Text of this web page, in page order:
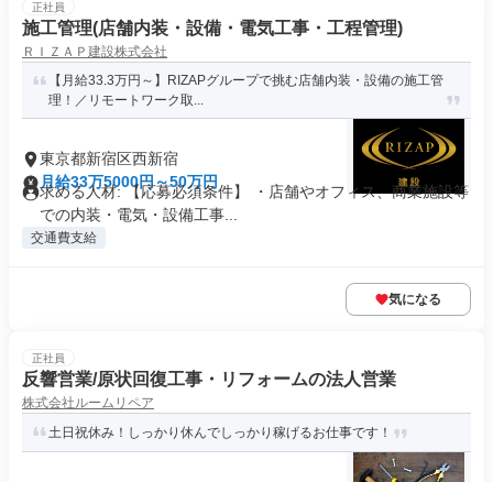
正社員
施工管理(店舗内装・設備・電気工事・工程管理)
ＲＩＺＡＰ建設株式会社
【月給33.3万円～】RIZAPグループで挑む店舗内装・設備の施工管
理！／リモートワーク取...
東京都新宿区西新宿
月給33万5000円～50万円
求める人材: 【応募必須条件】 ・店舗やオフィス、商業施設等
での内装・電気・設備工事...
交通費支給
気になる
正社員
反響営業/原状回復工事・リフォームの法人営業
株式会社ルームリペア
土日祝休み！しっかり休んでしっかり稼げるお仕事です！